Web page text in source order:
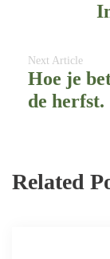
Next Article
Hoe je
de herfst.
Related